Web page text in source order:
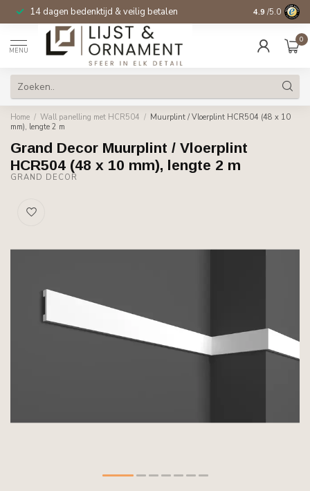
14 dagen bedenktijd & veilig betalen 4.9 /5.0
MENU
0
Home / Wall panelling met HCR504 / Muurplint / Vloerplint HCR504 (48 x 10
mm), lengte 2 m
Grand Decor Muurplint / Vloerplint
HCR504 (48 x 10 mm), lengte 2 m
GRAND DECOR